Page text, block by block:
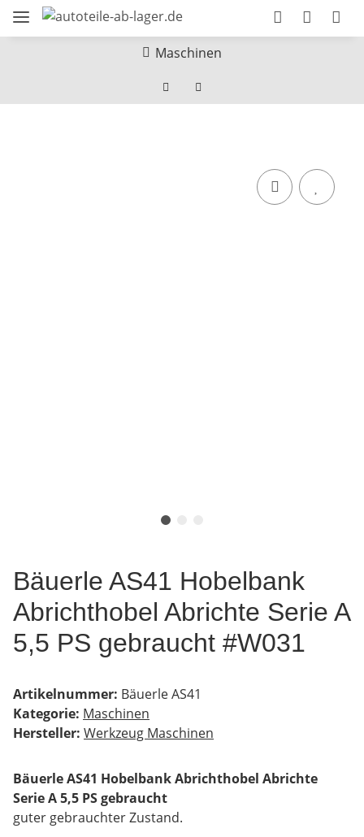
Maschinen
Bäuerle AS41 Hobelbank
Abrichthobel Abrichte Serie A
5,5 PS gebraucht #W031
Artikelnummer: Bäuerle AS41
Kategorie: Maschinen
Hersteller: Werkzeug Maschinen
Bäuerle AS41 Hobelbank Abrichthobel Abrichte
Serie A 5,5 PS gebraucht
guter gebrauchter Zustand.